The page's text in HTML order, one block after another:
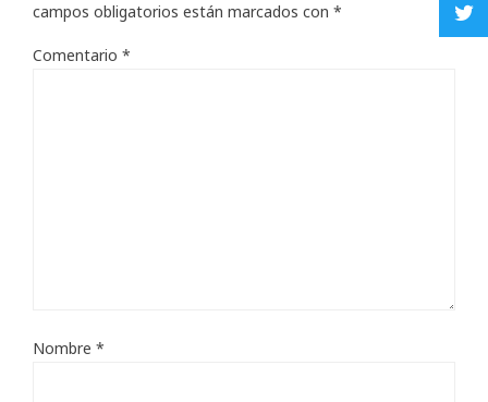
campos obligatorios están marcados con *
Comentario *
Nombre *